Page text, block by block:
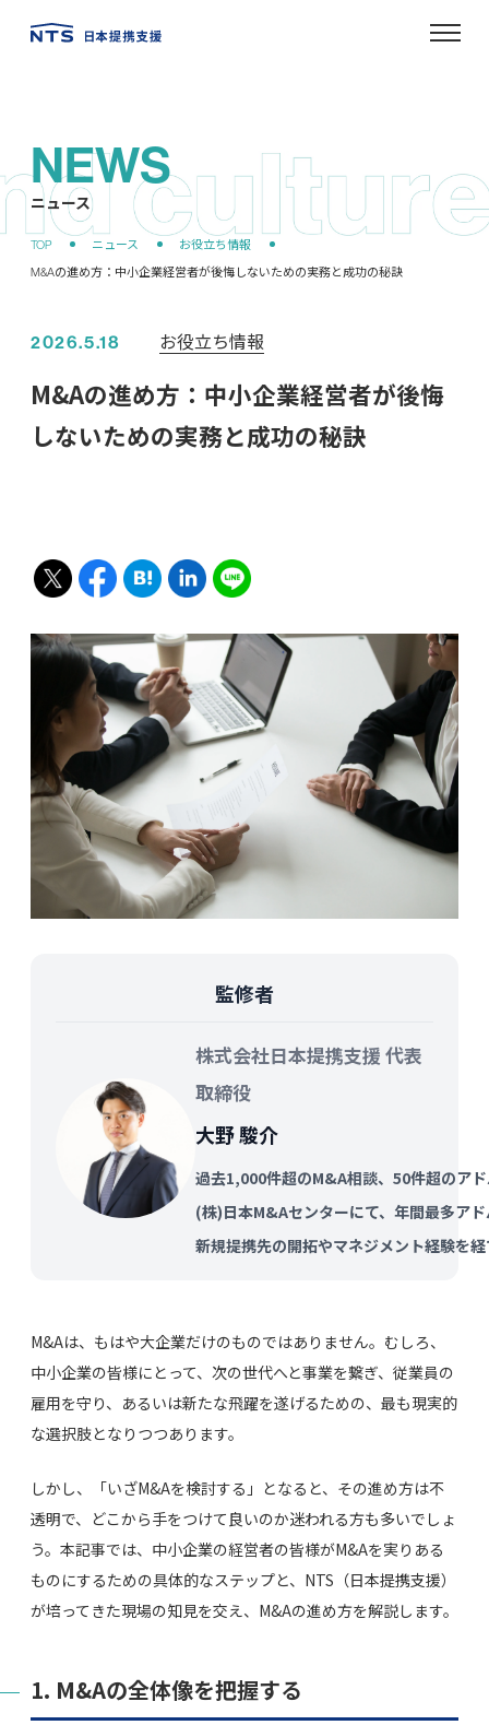
NEWS
ニュース
2026.5.18 お役立ち情報
M&Aの進め方：中小企業経営者が後悔
しないための実務と成功の秘訣
監修者
株式会社日本提携支援 代表
取締役
大野 駿介
過去1,000件超のM&A相談、50件超のア
(株)日本M&Aセンターにて、年間最多ア
新規提携先の開拓やマネジメント経験を
M&Aは、もはや大企業だけのものではありません。むしろ、
中小企業の皆様にとって、次の世代へと事業を繋ぎ、従業員の
雇用を守り、あるいは新たな飛躍を遂げるための、最も現実的
な選択肢となりつつあります。
しかし、「いざM&Aを検討する」となると、その進め方は不
透明で、どこから手をつけて良いのか迷われる方も多いでしょ
う。本記事では、中小企業の経営者の皆様がM&Aを実りある
ものにするための具体的なステップと、NTS（日本提携支援）
が培ってきた現場の知見を交え、M&Aの進め方を解説します。
1. M&Aの全体像を把握する